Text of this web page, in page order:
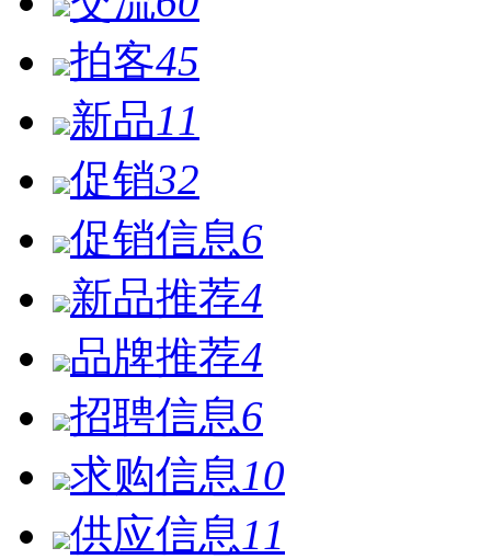
拍客45
新品11
促销32
促销信息6
新品推荐4
品牌推荐4
招聘信息6
求购信息 10
供应信息 11